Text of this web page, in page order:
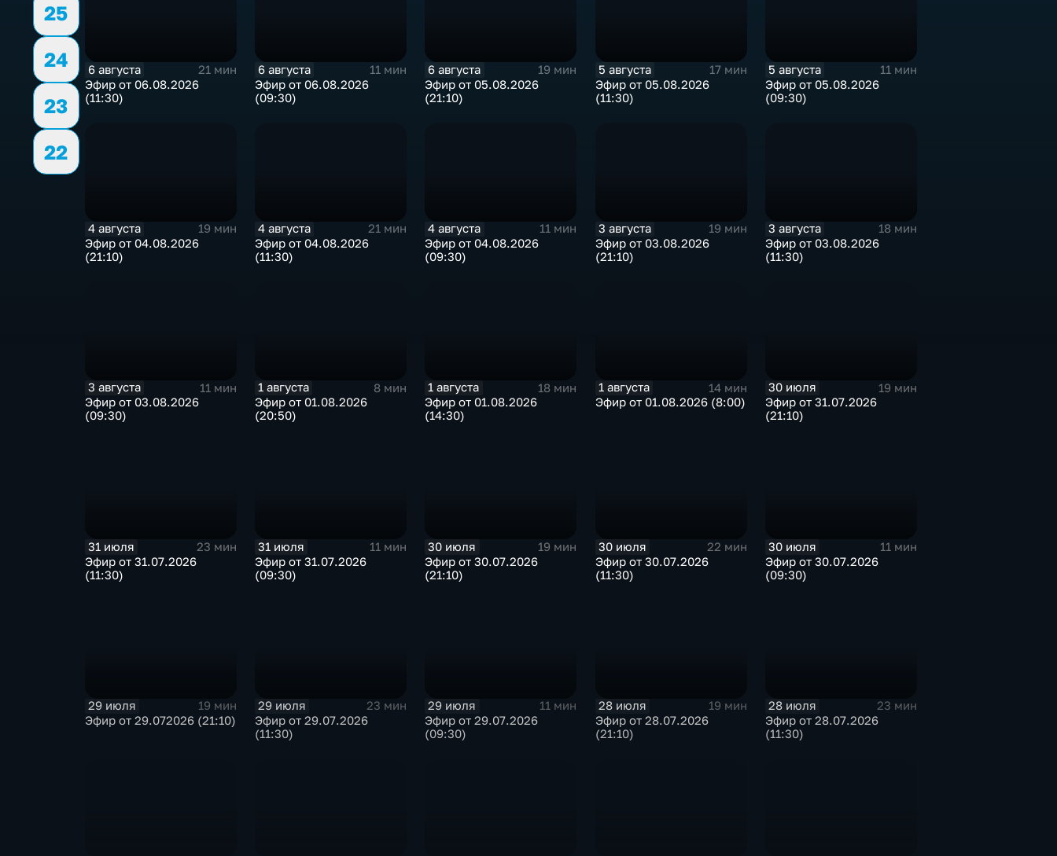
25
24
23
22
6 августа
21 мин
Эфир от 06.08.2026
(11:30)
6 августа
11 мин
Эфир от 06.08.2026
(09:30)
6 августа
19 мин
Эфир от 05.08.2026
(21:10)
5 августа
17 мин
Эфир от 05.08.2026
(11:30)
5 августа
11 мин
Эфир от 05.08.2026
(09:30)
4 августа
19 мин
Эфир от 04.08.2026
(21:10)
4 августа
21 мин
Эфир от 04.08.2026
(11:30)
4 августа
11 мин
Эфир от 04.08.2026
(09:30)
3 августа
19 мин
Эфир от 03.08.2026
(21:10)
3 августа
18 мин
Эфир от 03.08.2026
(11:30)
3 августа
11 мин
Эфир от 03.08.2026
(09:30)
1 августа
8 мин
Эфир от 01.08.2026
(20:50)
1 августа
18 мин
Эфир от 01.08.2026
(14:30)
1 августа
14 мин
Эфир от 01.08.2026 (8:00)
30 июля
19 мин
Эфир от 31.07.2026
(21:10)
31 июля
23 мин
Эфир от 31.07.2026
(11:30)
31 июля
11 мин
Эфир от 31.07.2026
(09:30)
30 июля
19 мин
Эфир от 30.07.2026
(21:10)
30 июля
22 мин
Эфир от 30.07.2026
(11:30)
30 июля
11 мин
Эфир от 30.07.2026
(09:30)
29 июля
19 мин
Эфир от 29.072026 (21:10)
29 июля
23 мин
Эфир от 29.07.2026
(11:30)
29 июля
11 мин
Эфир от 29.07.2026
(09:30)
28 июля
19 мин
Эфир от 28.07.2026
(21:10)
28 июля
23 мин
Эфир от 28.07.2026
(11:30)